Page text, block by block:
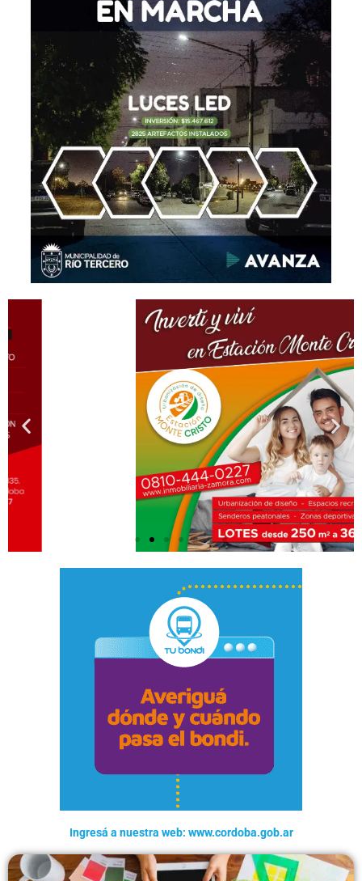
Ingresá a nuestra web: www.cordoba.gob.ar